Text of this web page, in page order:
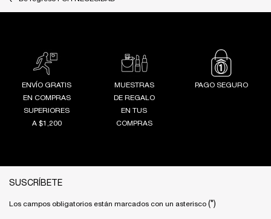
ENVÍO GRATIS
EN COMPRAS
SUPERIORES
A $1,200
MUESTRAS
DE REGALO
EN TUS
COMPRAS
PAGO SEGURO
SUSCRÍBETE
Los campos obligatorios están marcados con un asterisco (*)